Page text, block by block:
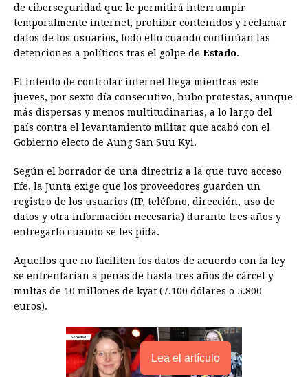
e
b
o
o
k
s
e
n
g
e
t
s
A
p
p
e
a
d
s
t
e
r
e
s
t
k
e
d
I
n
i
l
n
t
y
k
de ciberseguridad que le permitirá interrumpir
temporalmente internet, prohibir contenidos y reclamar
datos de los usuarios, todo ello cuando continúan las
detenciones a políticos tras el golpe de Estado.
El intento de controlar internet llega mientras este
jueves, por sexto día consecutivo, hubo protestas, aunque
más dispersas y menos multitudinarias, a lo largo del
país contra el levantamiento militar que acabó con el
Gobierno electo de Aung San Suu Kyi.
Según el borrador de una directriz a la que tuvo acceso
Efe, la Junta exige que los proveedores guarden un
registro de los usuarios (IP, teléfono, dirección, uso de
datos y otra información necesaria) durante tres años y
entregarlo cuando se les pida.
Aquellos que no faciliten los datos de acuerdo con la ley
se enfrentarían a penas de hasta tres años de cárcel y
multas de 10 millones de kyat (7.100 dólares o 5.800
euros).
Lea el artículo